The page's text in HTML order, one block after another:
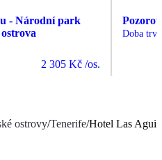
- Národní park
2 305 Kč /os.
Doba
ostrovy/Tenerife/Hotel Las